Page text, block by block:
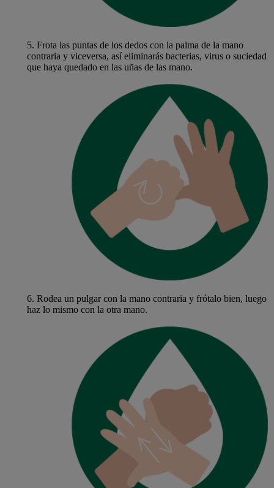
5. Frota las puntas de los dedos con la palma de la mano
contraria y viceversa, así eliminarás bacterias, virus o suciedad
que haya quedado en las uñas de las mano.
6. Rodea un pulgar con la mano contraria y frótalo bien, luego
haz lo mismo con la otra mano.